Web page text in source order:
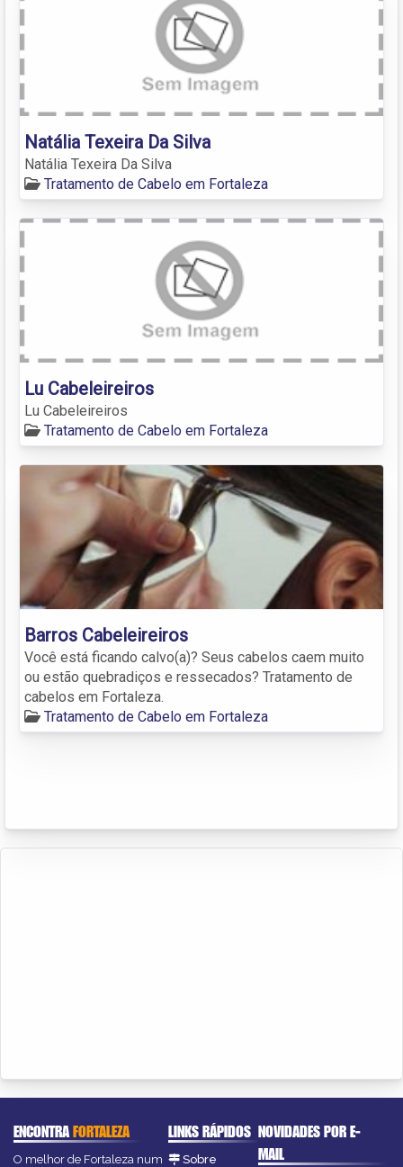
Natália Texeira Da Silva
Natália Texeira Da Silva
Tratamento de Cabelo em Fortaleza
Lu Cabeleireiros
Lu Cabeleireiros
Tratamento de Cabelo em Fortaleza
Barros Cabeleireiros
Você está ficando calvo(a)? Seus cabelos caem muito
ou estão quebradiços e ressecados? Tratamento de
cabelos em Fortaleza.
Tratamento de Cabelo em Fortaleza
ENCONTRAFORTALEZA
O melhor de Fortaleza num
LINKS RÁPIDOS
Sobre
NOVIDADES POR E-
MAIL